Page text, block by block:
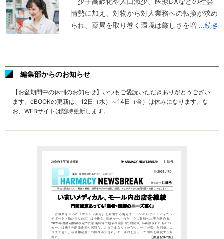
情勢に加え、対物から対人業務への転換が求め
られ、薬局を取り巻く環境は厳しさを増 ...続き
編集部からのお知らせ
【お盆期間中の休刊のお知らせ】いつもご愛読いただきありがとうござい
ます。eBOOKの更新は、12日（水）～14日（金）は休みになります。な
お、WEBサイトは随時更新します。